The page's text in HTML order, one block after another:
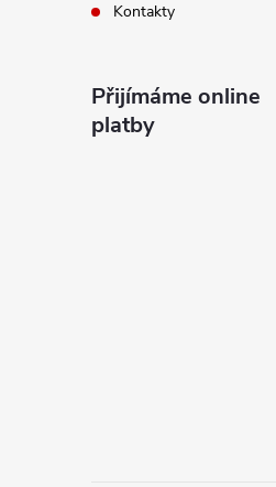
Kontakty
Přijímáme online
platby